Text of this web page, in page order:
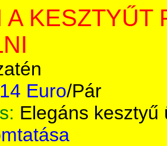
A KESZTYŰT
Euro/Pár
Elegáns kesztyű